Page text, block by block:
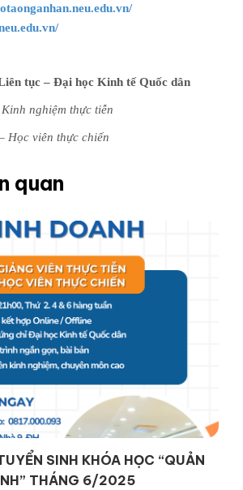
tục – Đại học Kinh tế Quốc dân
nghiệm thực tiễn
Học viên thực chiến
quan
SINH KHÓA HỌC “QUẢN
THÁNG 6/2025